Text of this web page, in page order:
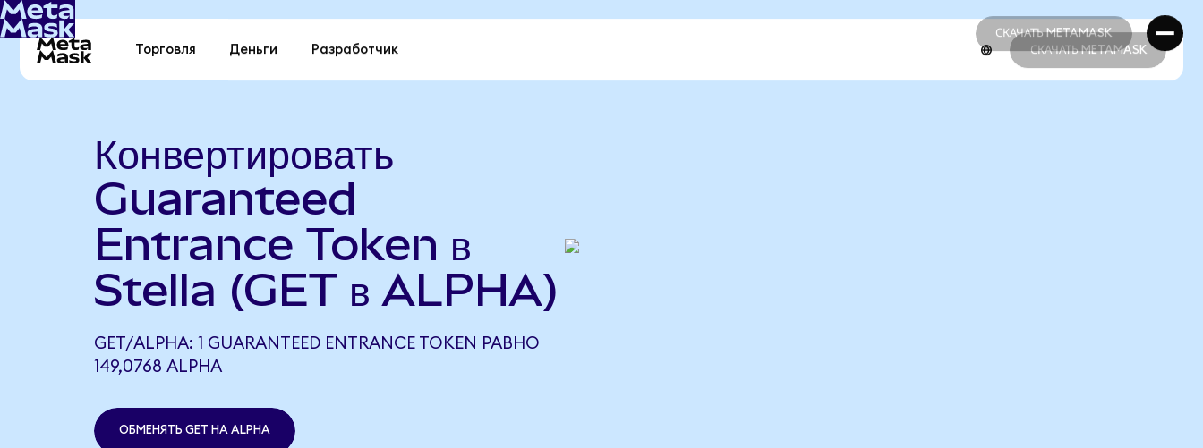
СКАЧАТЬ METAMASK
СКАЧАТЬ METAMASK
Торговля Деньги Разработчик СКАЧАТЬ METAMASK
Конвертировать
Guaranteed
Entrance Token в
Stella (GET в ALPHA)
GET/ALPHA: 1 GUARANTEED ENTRANCE TOKEN РАВНО
149,0768 ALPHA
ОБМЕНЯТЬ GET НА ALPHA